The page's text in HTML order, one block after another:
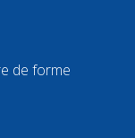
de forme